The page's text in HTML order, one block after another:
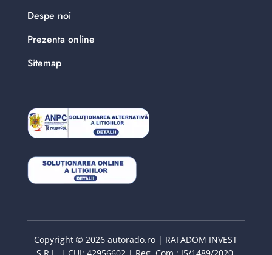
Despe noi
Prezenta online
Sitemap
Copyright © 2026 autorado.ro | RAFADOM INVEST